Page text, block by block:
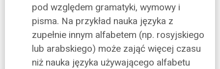
pod względem gramatyki, wymowy i
pisma. Na przykład nauka języka z
zupełnie innym alfabetem (np. rosyjskiego
lub arabskiego) może zająć więcej czasu
niż nauka języka używającego alfabetu